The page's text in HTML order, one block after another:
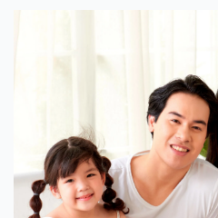
vải mướt nhẹ và thông thoáng,
vóc dáng, giúp nàng thoải mái
- Bản lưng thun co giãn linh
sát nhẹ nhàng và hạn chế tối
- Công nghệ dệt vải tiên tiến
tốt, giúp vùng nhạy cảm luôn
bách hiệu quả.
- Màu sắc trung tính mang
dàng kết hợp với nhiều trang